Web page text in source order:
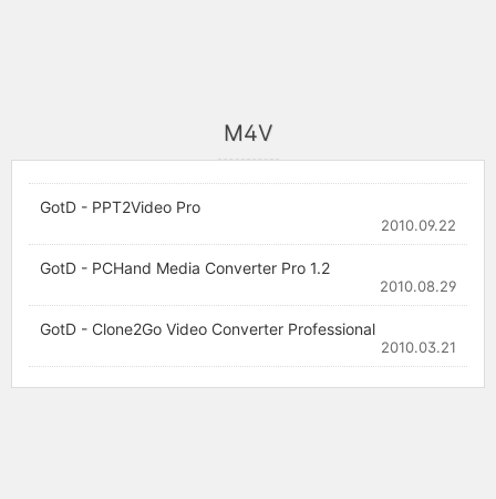
M4V
GotD - PPT2Video Pro
2010.09.22
GotD - PCHand Media Converter Pro 1.2
2010.08.29
GotD - Clone2Go Video Converter Professional
2010.03.21